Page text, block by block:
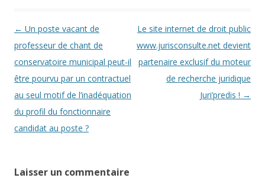
Navigation des articles
← Un poste vacant de
professeur de chant de
conservatoire municipal peut-il
être pourvu par un contractuel
au seul motif de l’inadéquation
du profil du fonctionnaire
candidat au poste ?
Le site internet de droit public
www.jurisconsulte.net devient
partenaire exclusif du moteur
de recherche juridique
Juri’predis ! →
Laisser un commentaire